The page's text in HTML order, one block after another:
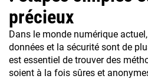
précieux
Dans le monde numérique
données et la sécurité sont de
est essentiel de trouver des
soient à la fois sûres et